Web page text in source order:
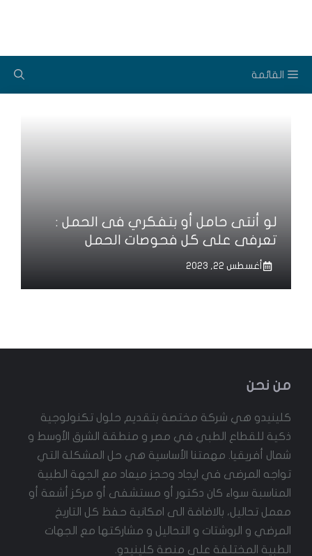
القائمة
لو أنتى حامل أو بتفكري فى الحمل :
تعرفى على كل فحوصات الحمل
أغسطس 22, 2023
من نحن
كلينيدو هي شركة مختصة بتقديم حلول تكنولوجية
ذكية للقطاع الطبي في مصر و منطقة الشرق الأوسط و
شمال أفريقيا. مهمتنا الأساسية هي حل المشكلة التي
تواجه المرضى في ايجاد وحجز ميعاد مع الجهة الطبية
المناسبة سواء كان دكتور أو مستشفى أو مركز أشعة أو
معمل تحاليل، بالاضافة الى امكانية حفظ كل التاريخ
المرضي و الروشتات و التحاليل و مشاركتها مع الجهات
الطبية المختلفة على منصة كلينيدو.